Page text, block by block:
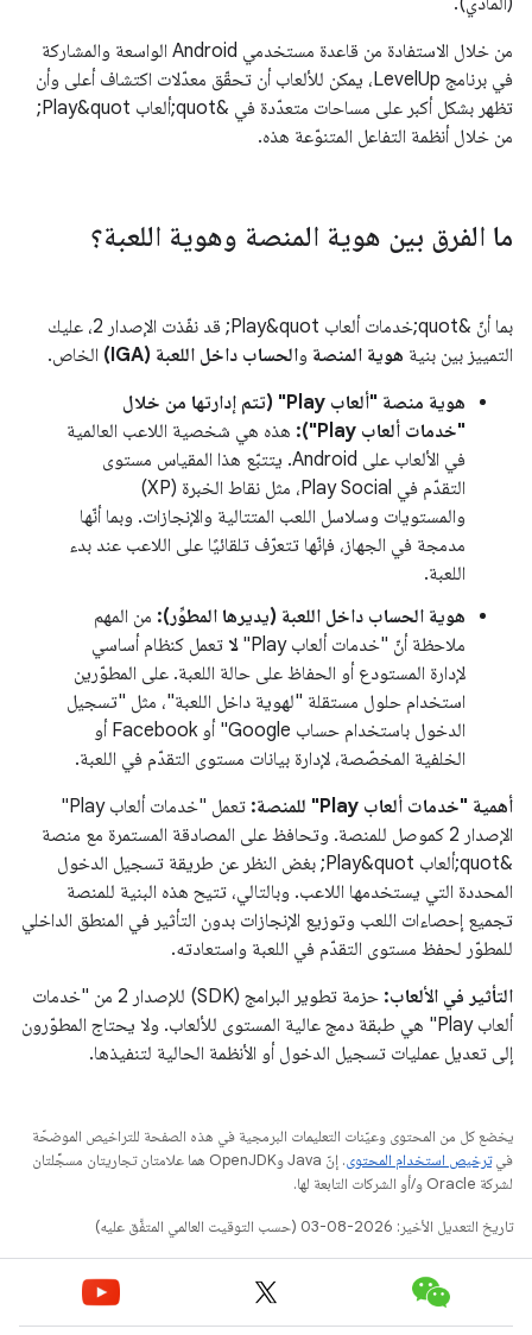
من خلال الاستفادة من قاعدة مستخدمي Android الواسعة والمشاركة
في برنامج LevelUp، يمكن للألعاب أن تحقّق معدّلات اكتشاف أعلى وأن
تظهر بشكل أكبر على مساحات متعدّدة في &quot;ألعاب Play&quot;
من خلال أنظمة التفاعل المتنوّعة هذه.
ما الفرق بين هوية المنصة وهوية اللعبة؟
بما أنّ &quot;خدمات ألعاب Play&quot; قد نفّذت الإصدار 2، عليك
التمييز بين بنية هوية المنصة والحساب داخل اللعبة (IGA)
الخاص.
هوية منصة "ألعاب Play" (تتم إدارتها من خلال
"خدمات ألعاب Play"):
هذه هي شخصية اللاعب العالمية
في الألعاب على Android. يتتبّع هذا المقياس مستوى
التقدّم في Play Social، مثل نقاط الخبرة (XP)
والمستويات وسلاسل اللعب المتتالية والإنجازات. وبما أنّها
مدمجة في الجهاز، فإنّها تتعرّف تلقائيًا على اللاعب عند بدء
اللعبة.
هوية الحساب داخل اللعبة (يديرها المطوِّر): من المهم
ملاحظة أنّ "خدمات ألعاب Play"
لا تعمل كنظام أساسي
لإدارة المستودع أو الحفاظ على حالة اللعبة. على المطوّرين
استخدام حلول مستقلة "لهوية داخل اللعبة"، مثل "تسجيل
الدخول باستخدام حساب Google" أو Facebook أو
الخلفية المخصّصة، لإدارة بيانات مستوى التقدّم في اللعبة.
أهمية "خدمات ألعاب Play" للمنصة:
تعمل "خدمات ألعاب Play"
الإصدار 2 كموصل للمنصة. وتحافظ على المصادقة المستمرة مع منصة
&quot;ألعاب Play&quot; بغض النظر عن طريقة تسجيل الدخول
المحددة التي يستخدمها اللاعب. وبالتالي، تتيح هذه البنية للمنصة
تجميع إحصاءات اللعب وتوزيع الإنجازات بدون التأثير في المنطق الداخلي
للمطوّر لحفظ مستوى التقدّم في اللعبة واستعادته.
التأثير في الألعاب:
حزمة تطوير البرامج (SDK) للإصدار 2 من "خدمات
ألعاب Play" هي طبقة دمج عالية المستوى للألعاب. ولا يحتاج المطوّرون
إلى تعديل عمليات تسجيل الدخول أو الأنظمة الحالية لتنفيذها.
يخضع كل من المحتوى وعيّنات التعليمات البرمجية في هذه الصفحة للتراخيص الموضحّة
فيترخيص استخدام المحتوى
. إنّ Java وOpenJDK هما علامتان تجاريتان مسجَّلتان
لشركة Oracle و/أو الشركات التابعة لها.
تاريخ التعديل الأخير: 2026-08-03 (حسب التوقيت العالمي المتفَّق عليه)